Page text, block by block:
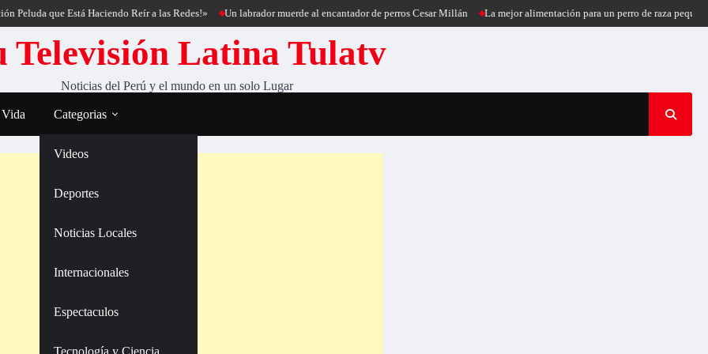
que Está Haciendo Reír a las Redes!» Un labrador muerde al encantador de perros Cesar Millán La mejor alimentación para un perro de raza pequeña
Televisión Latina Tulatv
Noticias del Perú y el mundo en un solo Lugar
Categorias
Videos
Deportes
Noticias Locales
Internacionales
Espectaculos
Tecnología y Ciencia